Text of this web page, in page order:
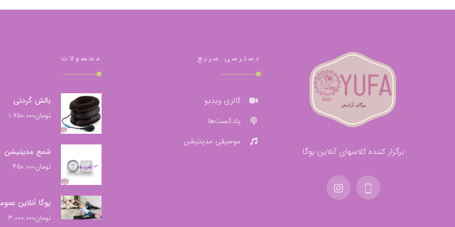
برگزار کننده کلاسهای آنلاین یوگا
دسترسی سریع
گالری ویدیو
پادکست‌ها
موسیقی مدیتیشن
محصولات
بالش گردنی
تومان۱.۷۵۰.۰۰۰
شمع مدیتیشن
تومان۴۵۰.۰۰۰
یوگا آنلاین
تومان۳.۰۰۰.۰۰۰